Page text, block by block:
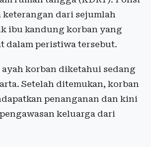
keterangan dari sejumlah
ibu kandung korban yang
dalam peristiwa tersebut.
ayah korban diketahui sedang
Setelah ditemukan, korban
penanganan dan kini
keluarga dari